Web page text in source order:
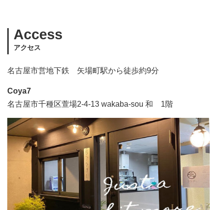
Access
アクセス
名古屋市営地下鉄 矢場町駅から徒歩約9分
Coya7
名古屋市千種区萱場2-4-13 wakaba-sou 和 1階